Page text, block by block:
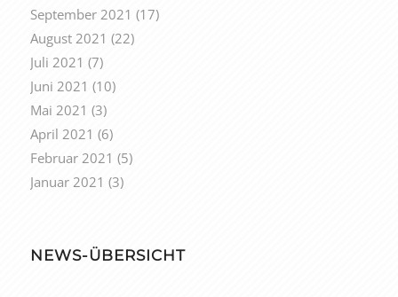
September 2021 (17)
August 2021 (22)
Juli 2021 (7)
Juni 2021 (10)
Mai 2021 (3)
April 2021 (6)
Februar 2021 (5)
Januar 2021 (3)
NEWS-ÜBERSICHT